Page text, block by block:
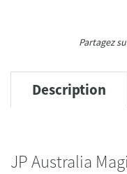
Partagez
Description
JP Australia